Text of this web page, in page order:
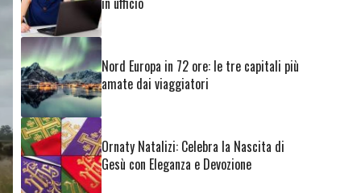
Nord Europa in 72 ore: le tre capitali più
amate dai viaggiatori
Ornaty Natalizi: Celebra la Nascita di
Gesù con Eleganza e Devozione